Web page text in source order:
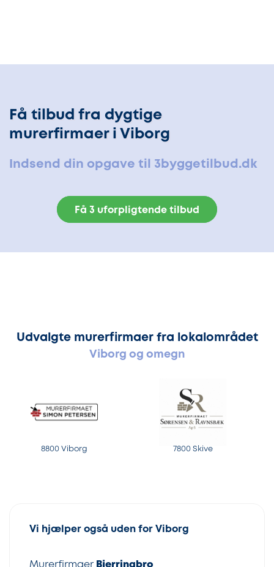
Få tilbud fra dygtige
murerfirmaer i Viborg
Indsend din opgave til 3byggetilbud.dk
Få 3 uforpligtende tilbud
Udvalgte murerfirmaer fra lokalområdet
Viborg og omegn
8800 Viborg 7800 Skive
Vi hjælper også uden for Viborg
Murerfirmaer Bjerringbro